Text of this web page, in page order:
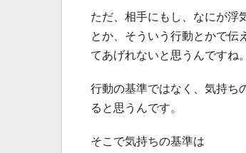
ただ、相手にもし、なにが浮
とか、そういう行動とかで伝
てあげれないと思うんですね。
行動の基準ではなく、気持ち
ると思うんです。
そこで気持ちの基準は